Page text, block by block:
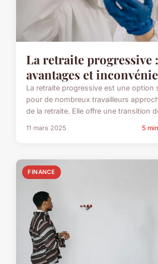
La retraite progressive :
avantages et
La retraite progressive est une option
pour de nombreux travailleurs
de la retraite. Elle offre une transition
11 mars 2025 5
FINANCE